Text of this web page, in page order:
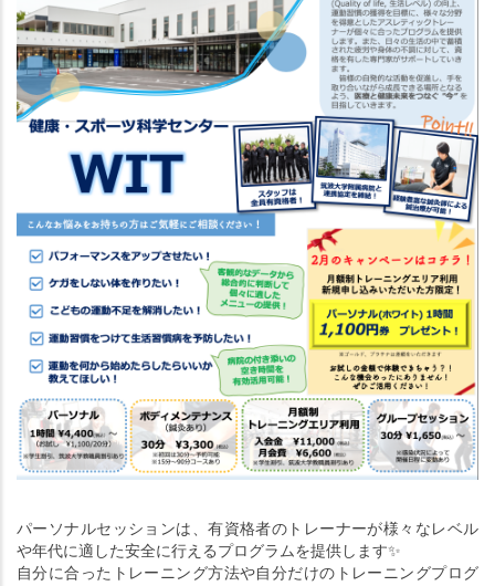
パーソナルセッションは、有資格者のトレーナーが様々なレベル
や年代に適した安全に行えるプログラムを提供します✨
自分に合ったトレーニング方法や自分だけのトレーニングプログ